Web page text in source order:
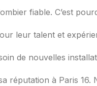
fiable. C’est
leur talent et
de nouvelles
réputation à Paris